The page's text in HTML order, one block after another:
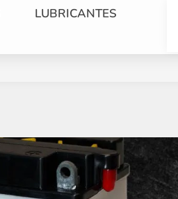
LUBRICANTES